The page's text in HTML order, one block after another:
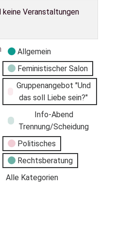
keine Veranstaltungen
Allgemein
Feministischer Salon
Gruppenangebot "Und
das soll Liebe sein?"
Info-Abend
Trennung/Scheidung
Politisches
Rechtsberatung
Alle Kategorien